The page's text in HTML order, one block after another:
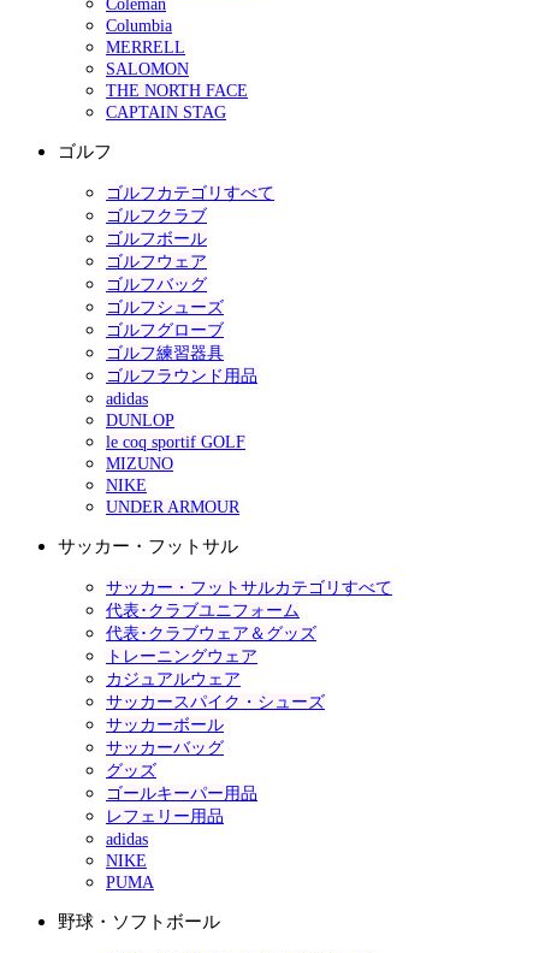
Coleman
Columbia
MERRELL
SALOMON
THE NORTH FACE
CAPTAIN STAG
ゴルフ
ゴルフカテゴリすべて
ゴルフクラブ
ゴルフボール
ゴルフウェア
ゴルフバッグ
ゴルフシューズ
ゴルフグローブ
ゴルフ練習器具
ゴルフラウンド用品
adidas
DUNLOP
le coq sportif GOLF
MIZUNO
NIKE
UNDER ARMOUR
サッカー・フットサル
サッカー・フットサルカテゴリすべて
代表･クラブユニフォーム
代表･クラブウェア＆グッズ
トレーニングウェア
カジュアルウェア
サッカースパイク・シューズ
サッカーボール
サッカーバッグ
グッズ
ゴールキーパー用品
レフェリー用品
adidas
NIKE
PUMA
野球・ソフトボール